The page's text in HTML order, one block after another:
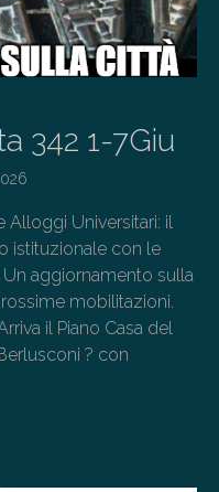
342 1-7Giu
Alloggi Universitari: il
istituzionale con le
Un aggiornamento sulla
mobilitazioni.
il Piano Casa del
? con